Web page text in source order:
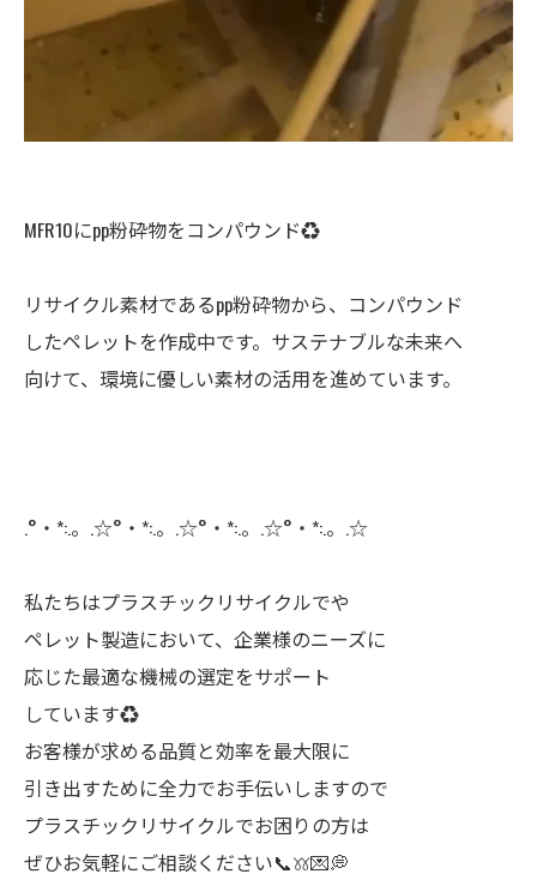
MFR10にpp粉砕物をコンパウンド♻️
リサイクル素材であるpp粉砕物から、コンパウンド
したペレットを作成中です。サステナブルな未来へ
向けて、環境に優しい素材の活用を進めています。
.°・*:.。.☆°・*:.。.☆°・*:.。.☆°・*:.。.☆
私たちはプラスチックリサイクルでや
ペレット製造において、企業様のニーズに
応じた最適な機械の選定をサポート
しています♻️
お客様が求める品質と効率を最大限に
引き出すために全力でお手伝いしますので
プラスチックリサイクルでお困りの方は
ぜひお気軽にご相談ください📞𖦆💌💭